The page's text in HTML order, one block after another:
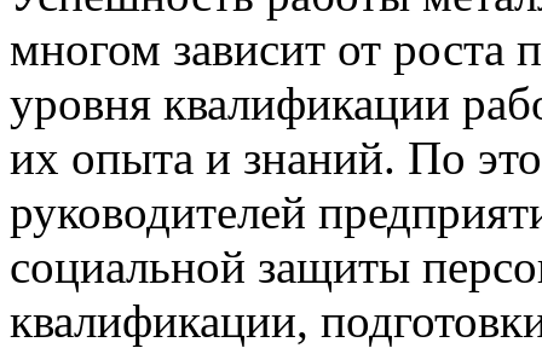
многом зависит от роста
уровня квалификации
их опыта и знаний. По
руководителей
социальной защиты
квалификации,